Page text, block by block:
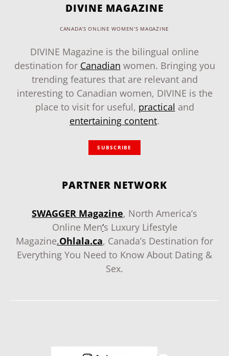
DIVINE MAGAZINE
CANADA'S ONLINE WOMEN'S MAGAZINE
DIVINE Magazine is the bilingual online
destination for Canadian women. Bringing you
trending features that are relevant and
interesting to Canadian women, DIVINE is the
place to visit for useful, practical and
entertaining content.
SUBSCRIBE
PARTNER NETWORK
SWAGGER Magazine, North America’s
Online Men‘s Luxury Lifestyle
Magazine.Ohlala.ca, Canada’s Destination for
Everything You Need to Know About Dating &
Sex.